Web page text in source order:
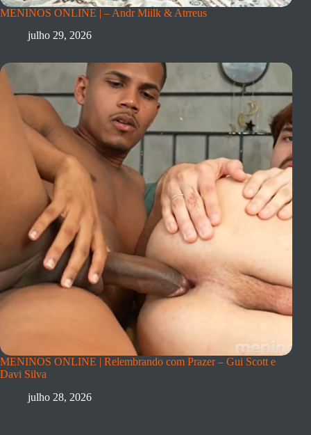
MENINOS ONLINE | – Andr Miilk & Atrreus
julho 29, 2026
MENINOS ONLINE | Relembrando com Prazer – Gui Scott e
Davi Silva
julho 28, 2026